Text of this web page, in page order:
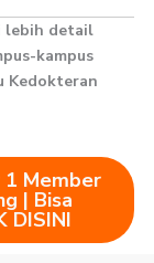
lebih detail
kampus
Kedokteran
Member
| Bisa
DISINI